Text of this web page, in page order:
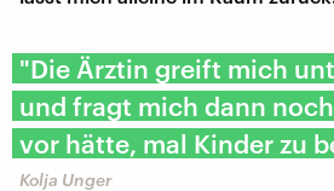
"Die Ärztin greift mich
und fragt mich dann
vor hätte, mal Kinder zu
Kolja Unger